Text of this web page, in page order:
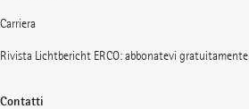
Carriera
Rivista Lichtbericht ERCO: abbonatevi gratuitamente
Contatti